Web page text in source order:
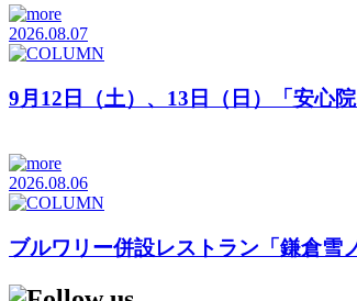
2026.08.07
9月12日（土）、13日（日）「安心
2026.08.06
ブルワリー併設レストラン「鎌倉雪